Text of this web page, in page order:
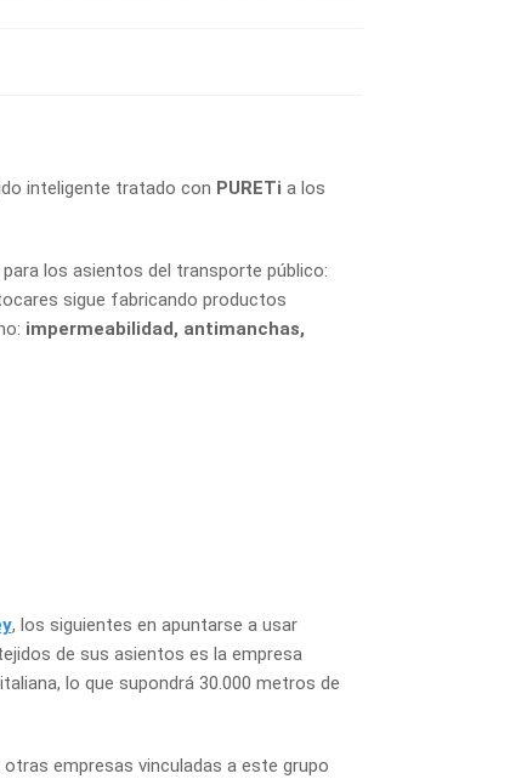
inteligente tratado con PURETi a los
los asientos del transporte público:
sigue fabricando productos
impermeabilidad, antimanchas,
, los siguientes en apuntarse a usar
de sus asientos es la empresa
italiana, lo que supondrá 30.000 metros de
otras empresas vinculadas a este grupo